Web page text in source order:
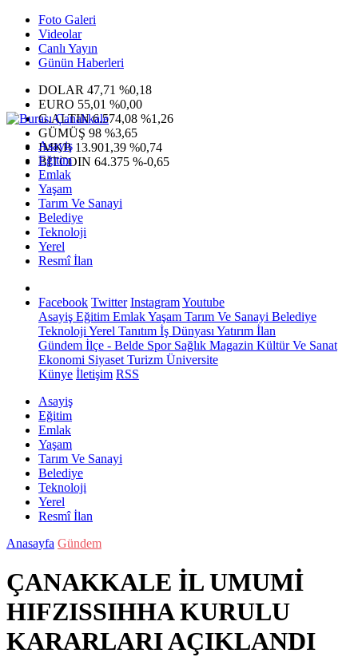
Foto Galeri
Videolar
Canlı Yayın
Günün Haberleri
DOLAR 47,71 %0,18
EURO 55,01 %0,00
G.ALTIN6.574,08 %1,26
GÜMÜŞ 98 %3,65
IMKB 13.901,39 %0,74
BITCOIN 64.375 %-0,65
Asayiş
Eğitim
Emlak
Yaşam
Tarım Ve Sanayi
Belediye
Teknoloji
Yerel
Resmî İlan
Facebook Twitter InstagramYoutube
Asayiş Eğitim EmlakYaşam Tarım Ve Sanayi Belediye
Teknoloji Yerel Tanıtım İş Dünyası Yatırım İlan
Gündem İlçe - Belde SporSağlık Magazin Kültür Ve Sanat
Ekonomi Siyaset Turizm Üniversite
Künye İletişim RSS
Asayiş
Eğitim
Emlak
Yaşam
Tarım Ve Sanayi
Belediye
Teknoloji
Yerel
Resmî İlan
Anasayfa Gündem
ÇANAKKALE İL UMUMİ
HIFZISSIHHA KURULU
KARARLARI AÇIKLANDI